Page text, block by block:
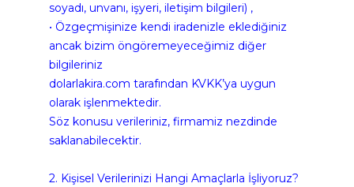
soyadı, unvanı, işyeri, iletişim bilgileri) ,
• Özgeçmişinize kendi iradenizle eklediğiniz
ancak bizim öngöremeyeceğimiz diğer
bilgileriniz
dolarlakira.com tarafından KVKK’ya uygun
olarak işlenmektedir.
Söz konusu verileriniz, firmamiz nezdinde
saklanabilecektir.
2. Kişisel Verilerinizi Hangi Amaçlarla İşliyoruz?